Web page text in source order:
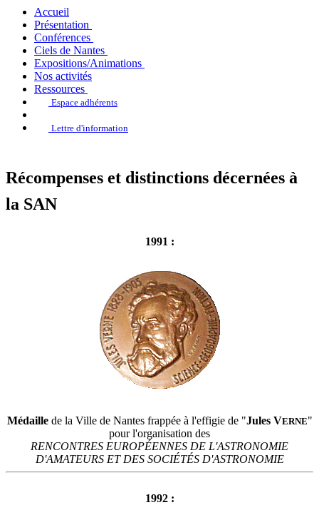
Accueil
Présentation
Conférences
Ciels de Nantes
Expositions/Animations
Nos activités
Ressources
Espace adhérents
Lettre d'information
Récompenses et distinctions décernées à
la SAN
1991 :
Médaillede la Ville de Nantes frappée à l'effigie de "Jules VERNE"
pour l'organisation des
RENCONTRES EUROPÉENNES DE L'ASTRONOMIE
D'AMATEURS ET DES SOCIÉTÉS D'ASTRONOMIE
1992 :